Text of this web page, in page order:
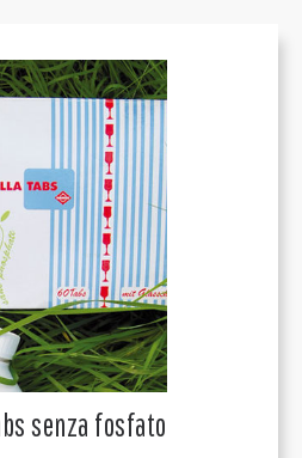
senza fosfato